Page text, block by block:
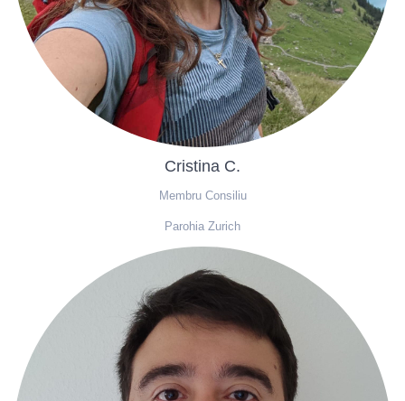
Cristina C.
Membru Consiliu
Parohia Zurich